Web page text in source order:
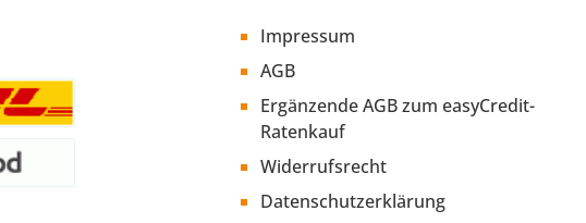
Impressum
AGB
Ergänzende AGB zum easyCredit-
Ratenkauf
Widerrufsrecht
Datenschutzerklärung